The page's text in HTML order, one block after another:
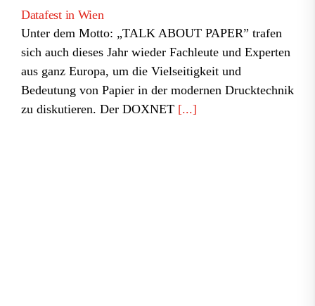
Datafest in Wien
Unter dem Motto: „TALK ABOUT PAPER” trafen
sich auch dieses Jahr wieder Fachleute und Experten
aus ganz Europa, um die Vielseitigkeit und
Bedeutung von Papier in der modernen Drucktechnik
zu diskutieren. Der DOXNET [...]